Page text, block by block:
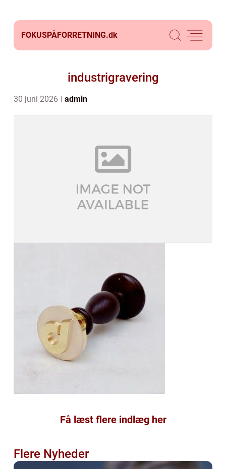
FOKUSPÅFORRETNING.dk
industrigravering
30 juni 2026 admin
Få læst flere indlæg her
Flere Nyheder